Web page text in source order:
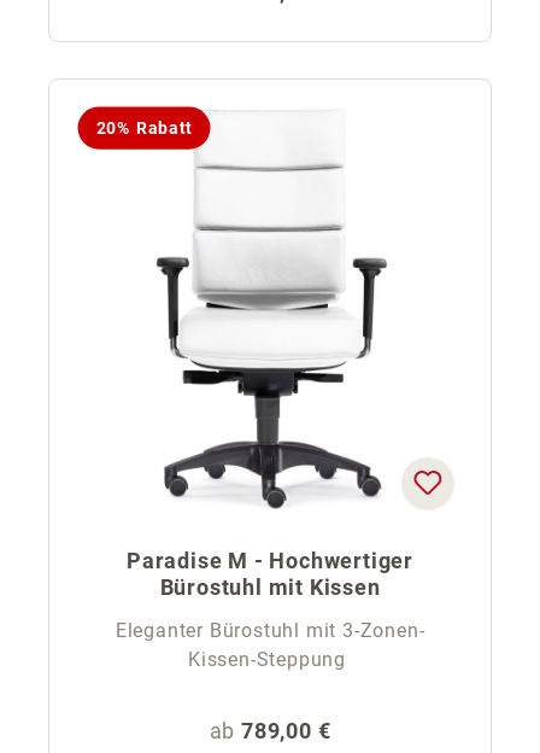
20% Rabatt
Paradise M - Hochwertiger
Bürostuhl mit Kissen
Eleganter Bürostuhl mit 3-Zonen-
Kissen-Steppung
Regulärer Preis:
ab 789,00 €